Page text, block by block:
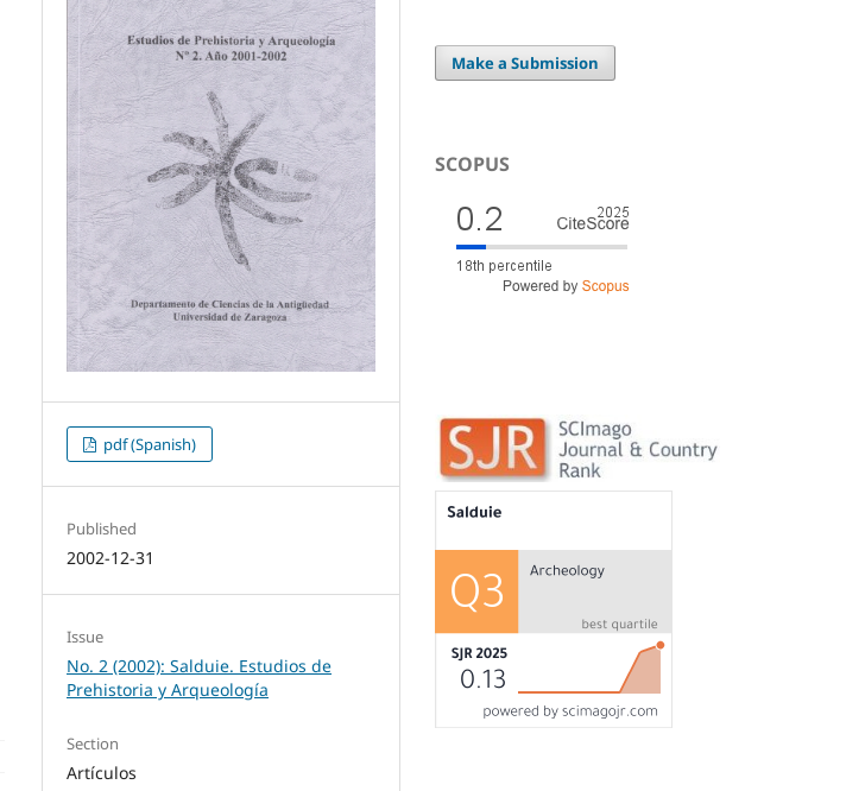
pdf (Spanish)
Published
2002-12-31
Issue
No. 2 (2002): Salduie. Estudios de
Prehistoria y Arqueología
Section
Artículos
Make a Submission
SCOPUS